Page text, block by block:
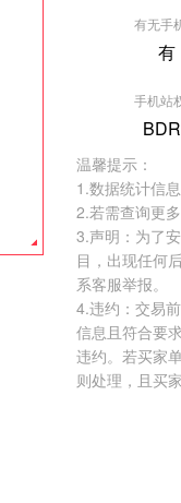
有无手
有
手机站
温馨提示：
1.数据统计信
2.若需查询更
3.声明：为了
目，出现任何
系客服举报。
4.违约：交易
信息且符合要
违约。若买家
则处理，且买
权重:BDR0
去看看 >